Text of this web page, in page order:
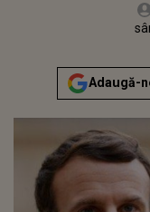
sâmbătă, 8 aprilie 2023
Adaugă-